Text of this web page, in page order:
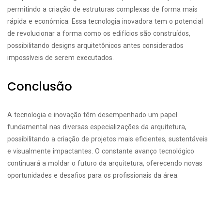
permitindo a criação de estruturas complexas de forma mais
rápida e econômica. Essa tecnologia inovadora tem o potencial
de revolucionar a forma como os edifícios são construídos,
possibilitando designs arquitetônicos antes considerados
impossíveis de serem executados.
Conclusão
A tecnologia e inovação têm desempenhado um papel
fundamental nas diversas especializações da arquitetura,
possibilitando a criação de projetos mais eficientes, sustentáveis
e visualmente impactantes. O constante avanço tecnológico
continuará a moldar o futuro da arquitetura, oferecendo novas
oportunidades e desafios para os profissionais da área.